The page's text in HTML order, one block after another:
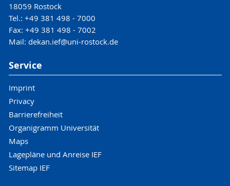
18059 Rostock
Tel.: +49 381 498 - 7000
Fax: +49 381 498 - 7002
Mail: dekan.ief@uni-rostock.de
Service
Imprint
Privacy
Barrierefreiheit
Organigramm Universität
Maps
Lagepläne und Anreise IEF
Sitemap IEF